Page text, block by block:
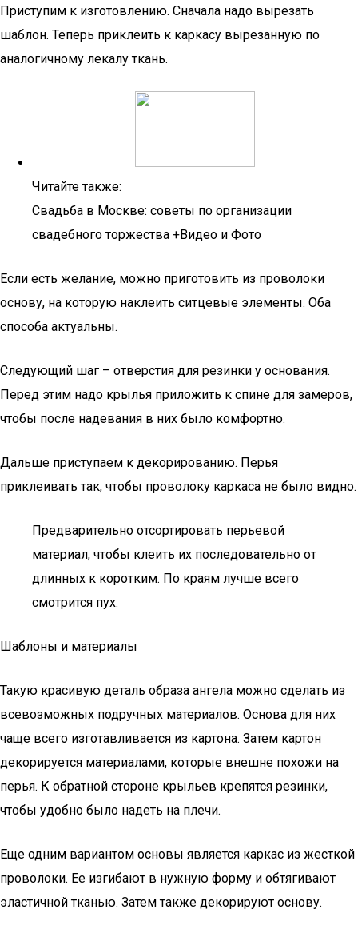
Приступим к изготовлению. Сначала надо вырезать
шаблон. Теперь приклеить к каркасу вырезанную по
аналогичному лекалу ткань.
Читайте также:
Свадьба в Москве: советы по организации
свадебного торжества +Видео и Фото
Если есть желание, можно приготовить из проволоки
основу, на которую наклеить ситцевые элементы. Оба
способа актуальны.
Следующий шаг – отверстия для резинки у основания.
Перед этим надо крылья приложить к спине для замеров,
чтобы после надевания в них было комфортно.
Дальше приступаем к декорированию. Перья
приклеивать так, чтобы проволоку каркаса не было видно.
Предварительно отсортировать перьевой
материал, чтобы клеить их последовательно от
длинных к коротким. По краям лучше всего
смотрится пух.
Шаблоны и материалы
Такую красивую деталь образа ангела можно сделать из
всевозможных подручных материалов. Основа для них
чаще всего изготавливается из картона. Затем картон
декорируется материалами, которые внешне похожи на
перья. К обратной стороне крыльев крепятся резинки,
чтобы удобно было надеть на плечи.
Еще одним вариантом основы является каркас из жесткой
проволоки. Ее изгибают в нужную форму и обтягивают
эластичной тканью. Затем также декорируют основу.